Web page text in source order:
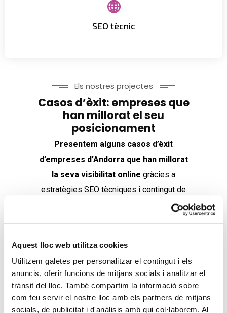
Aquest lloc web utilitza cookies
Utilitzem galetes per personalitzar el contingut i els
anuncis, oferir funcions de mitjans socials i analitzar el
trànsit del lloc. També compartim la informació sobre
com feu servir el nostre lloc amb els partners de mitjans
socials, de publicitat i d'anàlisis amb qui col·laborem. Al
SEO tècnic
Millorem la velocitat, l’arquitectura i l’experiència
d’usuari.
Els nostres projectes
Casos d’èxit: empreses que
han millorat el seu
posicionament
Presentem alguns casos d’èxit
d’empreses d’Andorra que han millorat
la seva visibilitat online gràcies a
estratègies SEO tècniques i contingut de
qualitat, aconseguint més trànsit i més